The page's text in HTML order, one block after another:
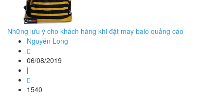
Những lưu ý cho khách hàng khi đặt may balo quảng cáo
Nguyễn Long
06/08/2019
|
1540